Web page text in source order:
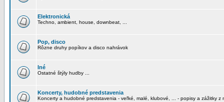
Elektronická
Techno, ambient, house, downbeat, ...
Pop, disco
Rôzne druhy popíkov a disco nahrávok
Iné
Ostatné štýly hudby ...
Koncerty, hudobné predstavenia
Koncerty a hudobné predstavenia - veľké, malé, klubové, ... - popisy a zážitky z